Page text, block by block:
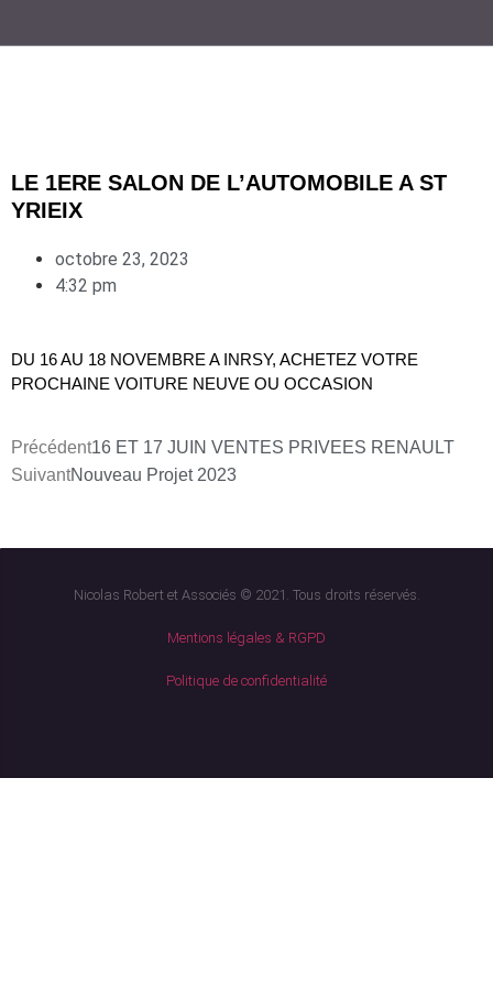
LE 1ERE SALON DE L’AUTOMOBILE A ST
YRIEIX
octobre 23, 2023
4:32 pm
DU 16 AU 18 NOVEMBRE A INRSY, ACHETEZ VOTRE
PROCHAINE VOITURE NEUVE OU OCCASION
Précédent16 ET 17 JUIN VENTES PRIVEES RENAULT
SuivantNouveau Projet 2023
Nicolas Robert et Associés © 2021. Tous droits réservés.
Mentions légales & RGPD
Politique de confidentialité